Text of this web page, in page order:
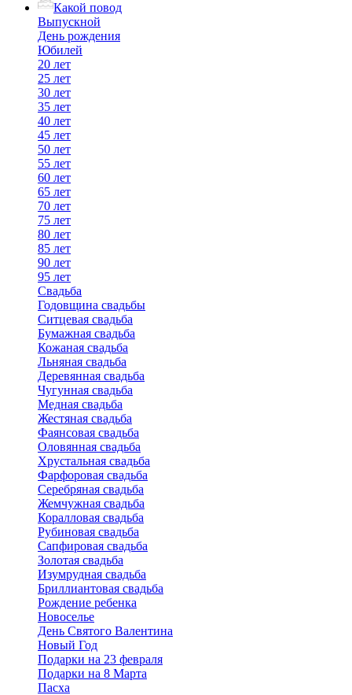
Какой повод
Выпускной
День рождения
Юбилей
20 лет
25 лет
30 лет
35 лет
40 лет
45 лет
50 лет
55 лет
60 лет
65 лет
70 лет
75 лет
80 лет
85 лет
90 лет
95 лет
Свадьба
Годовщина свадьбы
Ситцевая свадьба
Бумажная свадьба
Кожаная свадьба
Льняная свадьба
Деревянная свадьба
Чугунная свадьба
Медная свадьба
Жестяная свадьба
Фаянсовая свадьба
Оловянная свадьба
Хрустальная свадьба
Фарфоровая свадьба
Серебряная свадьба
Жемчужная свадьба
Коралловая свадьба
Рубиновая свадьба
Сапфировая свадьба
Золотая свадьба
Изумрудная свадьба
Бриллиантовая свадьба
Рождение ребенка
Новоселье
День Святого Валентина
Новый Год
Подарки на 23 февраля
Подарки на 8 Марта
Пасха